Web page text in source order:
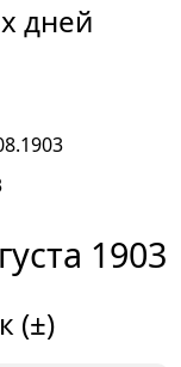
дней
1903
(±)